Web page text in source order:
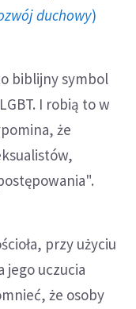
duchowy)
biblijny symbol
I robią to w
że
przy użyciu
jego uczucia
że osoby